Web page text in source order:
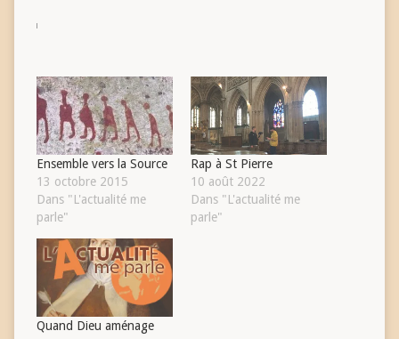
Ensemble vers la Source
13 octobre 2015
Dans "L'actualité me
parle"
Rap à St Pierre
10 août 2022
Dans "L'actualité me
parle"
Quand Dieu aménage